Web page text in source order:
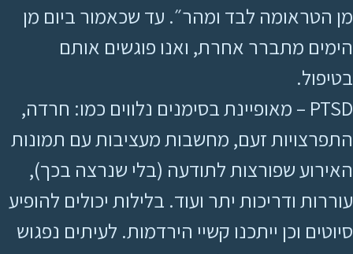
מן הטראומה לבד ומהר״. עד שכאמור ביום מן
הימים מתברר אחרת, ואנו פוגשים אותם
בטיפול.
PTSD – מאופיינת בסימנים נלווים כמו: חרדה,
התפרצויות זעם, מחשבות מעציבות עם תמונות
האירוע שפורצות לתודעה (בלי שנרצה בכך),
עוררות ודריכות יתר ועוד. בלילות יכולים להופיע
סיוטים וכן ייתכנו קשיי הירדמות. לעיתים נפגוש